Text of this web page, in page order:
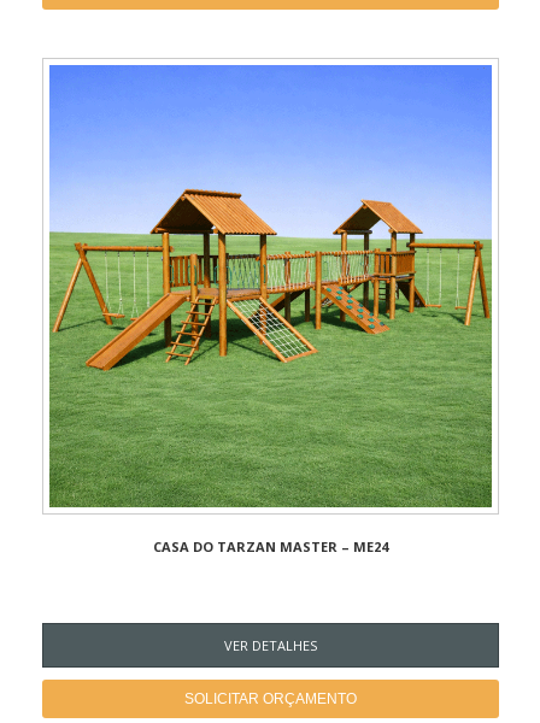
CASA DO TARZAN MASTER – ME24
VER DETALHES
SOLICITAR ORÇAMENTO